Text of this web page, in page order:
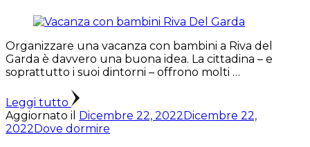
Organizzare una vacanza con bambini a Riva del
Garda è davvero una buona idea. La cittadina – e
soprattutto i suoi dintorni – offrono molti …
Leggi tutto
Aggiornato il Dicembre 22, 2022Dicembre 22,
2022Dove dormire